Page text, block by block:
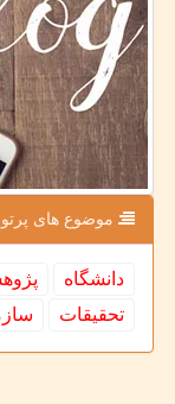
موضوع های
دانشگاه
تحقیقات